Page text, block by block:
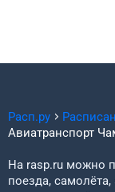
Расп.ру
Авиатранспорт
На rasp.ru можно
поезда,